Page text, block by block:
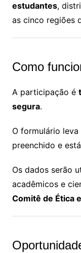
estudantes,
as cinco regiões
Como
A participação é
segura.
O formulário
preenchido e
Os dados serão
acadêmicos e
Comitê de Ética